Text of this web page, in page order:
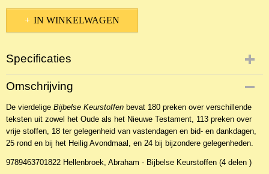
IN WINKELWAGEN
Specificaties
Productcode
NBKT-38972
EAN code
9789463701822
Productcode leverancier
Gebr. Koster
Omschrijving
De vierdelige Bijbelse Keurstoffen bevat 180 preken over verschillende
teksten uit zowel het Oude als het Nieuwe Testament, 113 preken over
vrije stoffen, 18 ter gelegenheid van vastendagen en bid- en dankdagen,
25 rond en bij het Heilig Avondmaal, en 24 bij bijzondere gelegenheden.
9789463701822 Hellenbroek, Abraham - Bijbelse Keurstoffen (4 delen )